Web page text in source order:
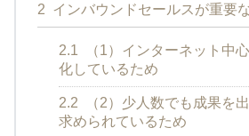
2 インバウンドセールスが重要
2.1
（1）インターネット中
化しているため
2.2
（2）少人数でも成果を
求められているため